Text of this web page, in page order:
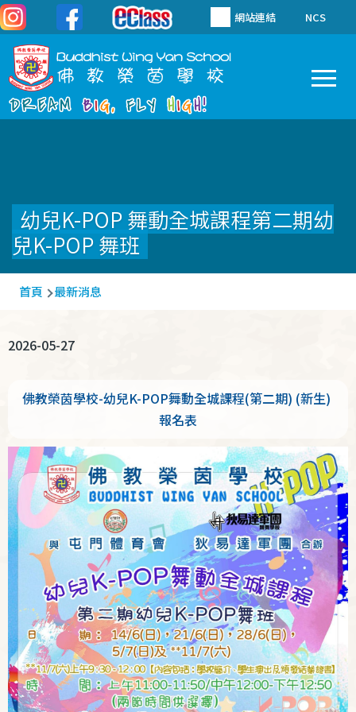
移至主內容 網站連結 NCS
幼兒K-POP 舞動全城課程第二期幼
兒K-POP 舞班
導
連
首頁 最新消息
2026-05-27
佛教榮茵學校-幼兒K-POP舞動全城課程(第二期) (新生)
報名表